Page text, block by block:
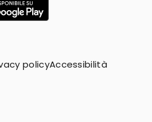
policyAccessibilità